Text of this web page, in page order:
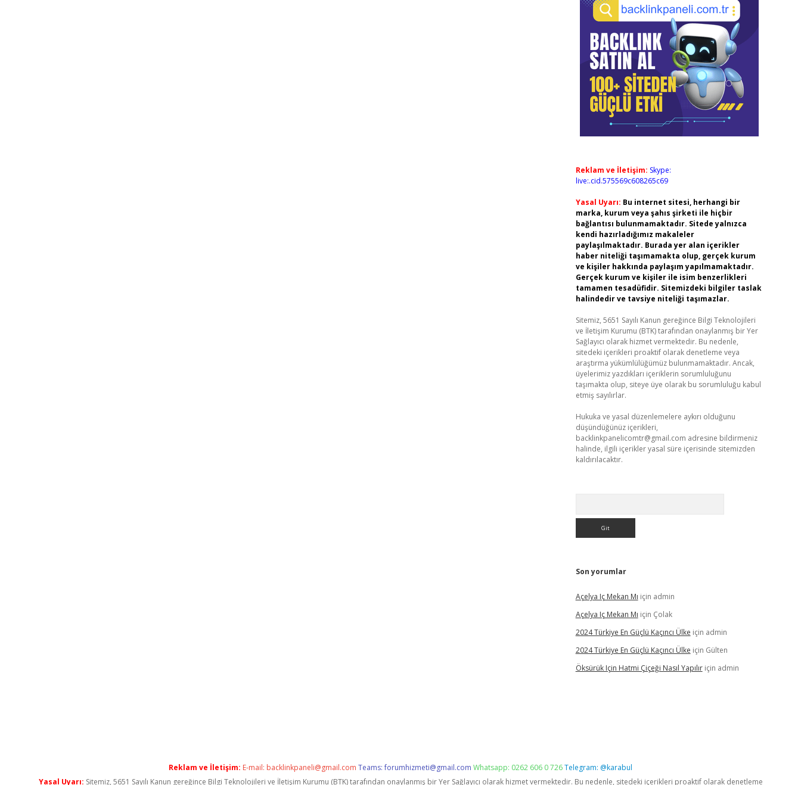
Reklam ve İletişim: Skype:
live:.cid.575569c608265c69
Yasal Uyarı: Bu internet sitesi, herhangi bir
marka, kurum veya şahıs şirketi ile hiçbir
bağlantısı bulunmamaktadır. Sitede yalnızca
kendi hazırladığımız makaleler
paylaşılmaktadır. Burada yer alan içerikler
haber niteliği taşımamakta olup, gerçek kurum
ve kişiler hakkında paylaşım yapılmamaktadır.
Gerçek kurum ve kişiler ile isim benzerlikleri
tamamen tesadüfidir. Sitemizdeki bilgiler taslak
halindedir ve tavsiye niteliği taşımazlar.
Sitemiz, 5651 Sayılı Kanun gereğince Bilgi Teknolojileri
ve İletişim Kurumu (BTK) tarafından onaylanmış bir Yer
Sağlayıcı olarak hizmet vermektedir. Bu nedenle,
sitedeki içerikleri proaktif olarak denetleme veya
araştırma yükümlülüğümüz bulunmamaktadır. Ancak,
üyelerimiz yazdıkları içeriklerin sorumluluğunu
taşımakta olup, siteye üye olarak bu sorumluluğu kabul
etmiş sayılırlar.
Hukuka ve yasal düzenlemelere aykırı olduğunu
düşündüğünüz içerikleri,
backlinkpanelicomtr@gmail.com adresine bildirmeniz
halinde, ilgili içerikler yasal süre içerisinde sitemizden
kaldırılacaktır.
Son yorumlar
Açelya Iç Mekan Mı için admin
Açelya Iç Mekan Mı için Çolak
2024 Türkiye En Güçlü Kaçıncı Ülke için admin
2024 Türkiye En Güçlü Kaçıncı Ülke için Gülten
Öksürük Için Hatmi Çiçeği Nasıl Yapılıriçin admin
Reklam ve İletişim: E-mail: backlinkpaneli@gmail.com Teams:forumhizmeti@gmail.com Whatsapp: 0262 606 0 726Telegram: @karabul
Yasal Uyarı: Sitemiz, 5651 Sayılı Kanun gereğince Bilgi Teknolojileri ve İletişim Kurumu (BTK) tarafından onaylanmış bir Yer Sağlayıcı olarak hizmet vermektedir. Bu nedenle, sitedeki içerikleri proaktif olarak denetleme